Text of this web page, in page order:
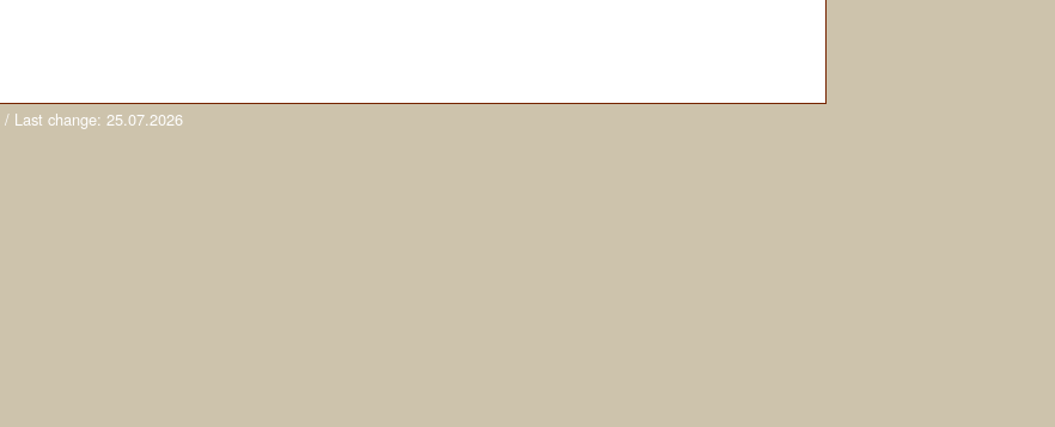
/ Last change: 25.07.2026